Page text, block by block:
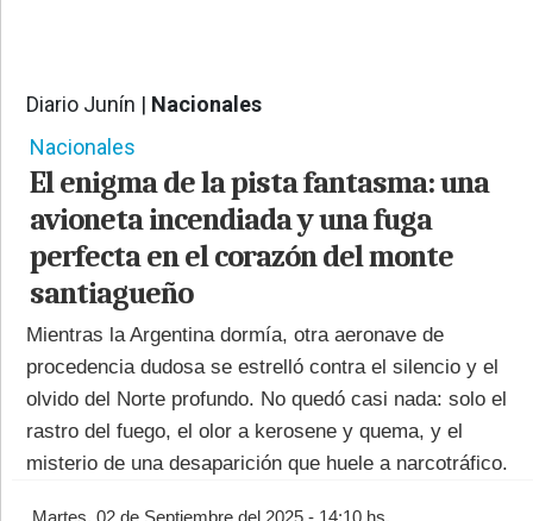
©2007/2026
Diario Junín | Nacionales
Nacionales
El enigma de la pista fantasma: una
avioneta incendiada y una fuga
perfecta en el corazón del monte
santiagueño
Mientras la Argentina dormía, otra aeronave de
procedencia dudosa se estrelló contra el silencio y el
olvido del Norte profundo. No quedó casi nada: solo el
rastro del fuego, el olor a kerosene y quema, y el
misterio de una desaparición que huele a narcotráfico.
Martes, 02 de Septiembre del 2025 - 14:10 hs.